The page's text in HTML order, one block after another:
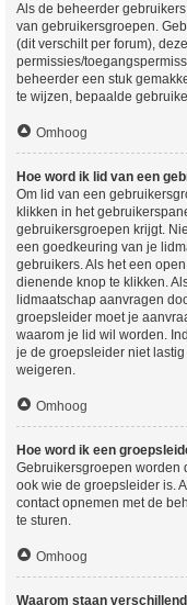
Als de beheerder
van gebruikersgroepen.
(dit verschilt per forum),
permissies/
beheerder een stuk
te wijzen, bepaalde
Omhoog
Hoe word ik lid van een
Om lid van een
klikken in het
gebruikersgroepen krijgt.
een goedkeuring van je
gebruikers. Als het een
dienende knop te klikken.
lidmaatschap aanvragen
groepsleider moet je
waarom je lid wil worden.
je de groepsleider niet
weigeren.
Omhoog
Hoe word ik een
Gebruikersgroepen worden
ook wie de groepsleider is.
contact opnemen met de
te sturen.
Omhoog
Waarom staan